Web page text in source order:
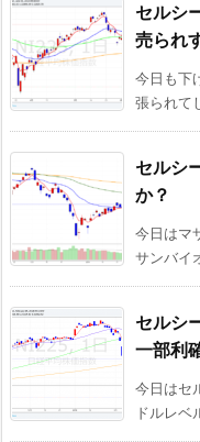
セルシ
売られ
今日も下
張られて
セルシ
か？
今日はマ
サンバイ
セルシ
一部利
今日はセ
ドルレベ